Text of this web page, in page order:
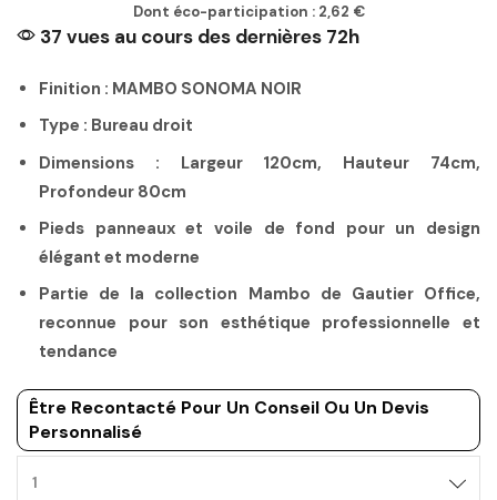
Dont éco-participation : 2,62 €
37 vues au cours des dernières 72h
Finition : MAMBO SONOMA NOIR
Type : Bureau droit
Dimensions : Largeur 120cm, Hauteur 74cm,
Profondeur 80cm
Pieds panneaux et voile de fond pour un design
élégant et moderne
Partie de la collection Mambo de Gautier Office,
reconnue pour son esthétique professionnelle et
tendance
Être Recontacté Pour Un Conseil Ou Un Devis
Personnalisé